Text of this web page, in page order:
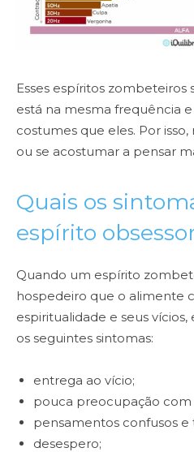
Esses espíritos zombeteiros
está na mesma frequência
costumes que eles. Por
ou se acostumar a pensar
Quais os
espírito
Quando um espírito
hospedeiro que o alimente
espiritualidade e seus
os seguintes sintomas:
entrega ao vício;
pouca preocupação com
pensamentos confusos e
desespero;